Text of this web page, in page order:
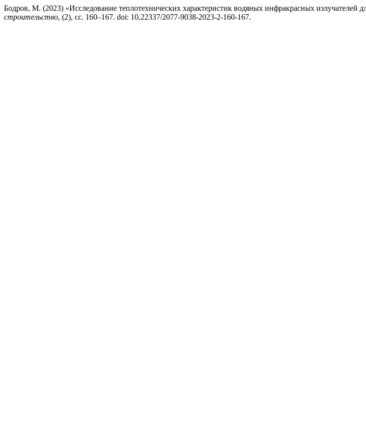
Бодров, М. (2023) «Исследование теплотехнических характеристик водяных инфракрасных излучателей
строительство, (2), сс. 160–167. doi: 10.22337/2077-9038-2023-2-160-167.